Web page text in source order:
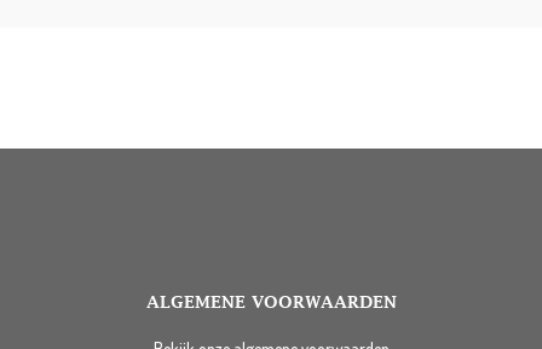
ALGEMENE VOORWAARDEN